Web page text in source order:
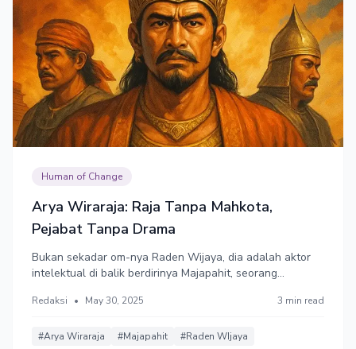
Human of Change
Arya Wiraraja: Raja Tanpa Mahkota,
Pejabat Tanpa Drama
Bukan sekadar om-nya Raden Wijaya, dia adalah aktor
intelektual di balik berdirinya Majapahit, seorang
Redaksi • May 30, 2025 3 min read
#Arya Wiraraja #Majapahit #Raden WIjaya